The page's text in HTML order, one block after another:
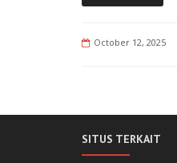
October 12, 2025
SITUS TERKAIT